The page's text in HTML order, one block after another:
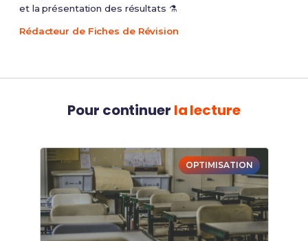
et la présentation des résultats ⚗️
Rédacteur de Fiches de Révision
Pour continuer la lecture
OPTIMISATION